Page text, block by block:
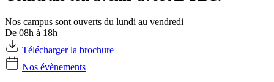
Nos campus sont ouverts du lundi au vendredi
De 08h à 18h
Télécharger la brochure
Nos évènements